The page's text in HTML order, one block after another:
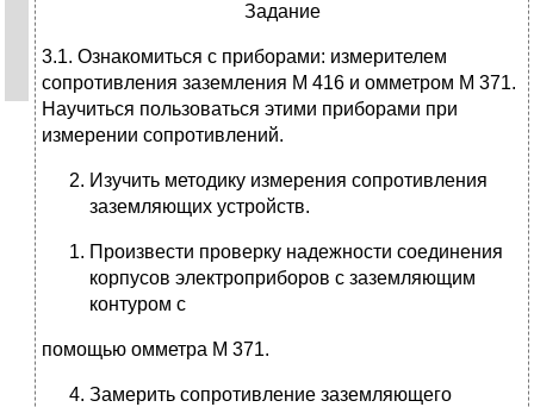
Задание
3.1. Ознакомиться с приборами: измерителем
сопротивления заземления М 416 и омметром М 371.
Научиться пользоваться этими приборами при
измерении сопротивлений.
Изучить методику измерения сопротивления
заземляющих устройств.
Произвести проверку надежности соединения
корпусов электроприборов с заземляющим
контуром с
помощью омметра М 371.
Замерить сопротивление заземляющего